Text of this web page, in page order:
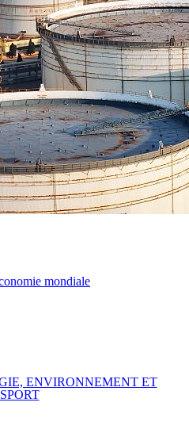
mondiale
ENVIRONNEMENT ET